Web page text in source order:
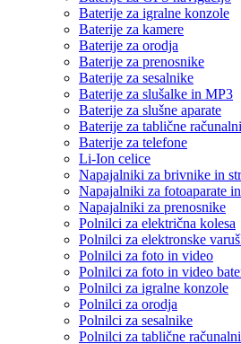
Baterije za igralne konzole
Baterije za kamere
Baterije za orodja
Baterije za prenosnike
Baterije za sesalnike
Baterije za slušalke in MP3
Baterije za slušne aparate
Baterije za tablične
Baterije za telefone
Li-Ion celice
Napajalniki za brivnike in
Napajalniki za fotoaparate
Napajalniki za prenosnike
Polnilci za električna kolesa
Polnilci za elektronske
Polnilci za foto in video
Polnilci za foto in video
Polnilci za igralne konzole
Polnilci za orodja
Polnilci za sesalnike
Polnilci za tablične